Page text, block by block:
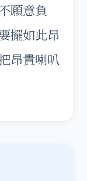
願意負
擺如此昂
昂貴喇叭